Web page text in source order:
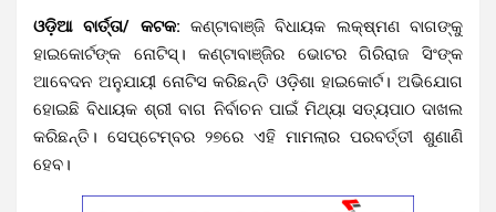
ଓଡ଼ିଆ ବାର୍ତ୍ତା/ କଟକ: କଣ୍ଟାବାଞ୍ଜି ବିଧାୟକ ଲକ୍ଷ୍ମଣ ବାଗଙ୍କୁ
ହାଇକୋର୍ଟଙ୍କ ନୋଟିସ୍। କଣ୍ଟାବାଞ୍ଜିର ଭୋଟର ଗିରିରାଜ ସିଂଙ୍କ
ଆବେଦନ ଅନୁଯାୟୀ ନୋଟିସ କରିଛନ୍ତି ଓଡ଼ିଶା ହାଇକୋର୍ଟ। ଅଭିଯୋଗ
ହୋଇଛି ବିଧାୟକ ଶ୍ରୀ ବାଗ ନିର୍ବାଚନ ପାଇଁ ମିଥ୍ୟା ସତ୍ୟପାଠ ଦାଖଲ
କରିଛନ୍ତି। ସେପ୍ଟେମ୍ବର ୨୭ରେ ଏହି ମାମଲାର ପରବର୍ତ୍ତୀ ଶୁଣାଣି
ହେବ।